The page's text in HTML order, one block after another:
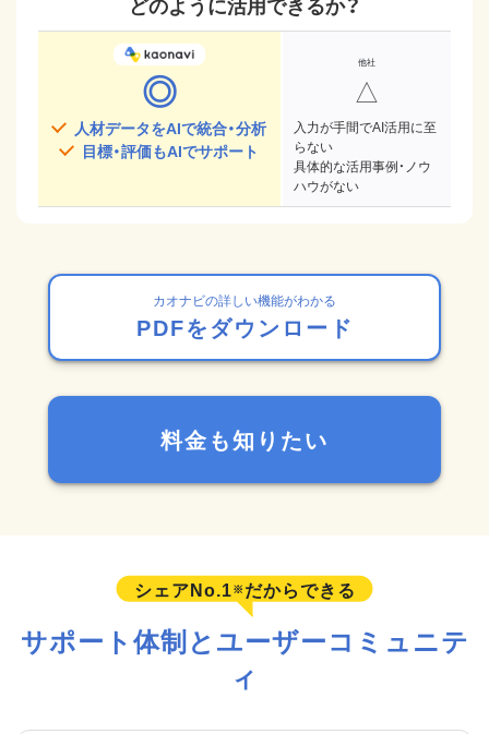
◎
人材データをAIで統合・分析
目標・評価もAIでサポート
△
入力が手間でAI活用に至
らない
具体的な活用事例・ノウ
ハウがない
カオナビの詳しい機能がわかる
PDFをダウンロード
料金も知りたい
シェアNo.1※ だからできる
サポート体制とユーザーコミュニテ
ィ